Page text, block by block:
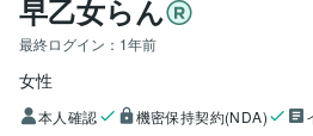
早乙女らん
最終ログイン： 1年前
女性
本人確認 機密保持契約(NDA)